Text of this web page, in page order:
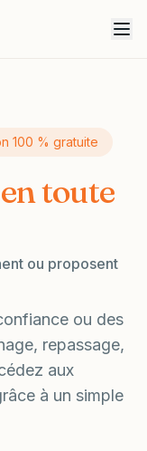
100 % gratuite
en toute
ou proposent
ou des
repassage,
aux
à un simple